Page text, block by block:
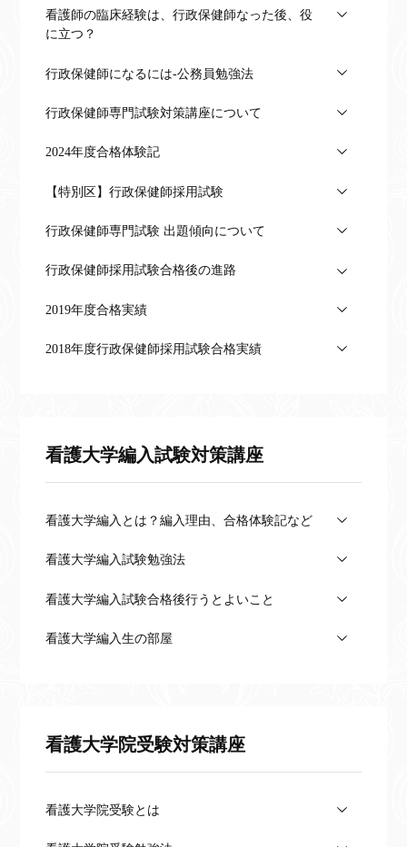
看護師の臨床経験は、行政保健師なった後、役
に立つ？
行政保健師になるには-公務員勉強法
行政保健師専門試験対策講座について
2024年度合格体験記
【特別区】行政保健師採用試験
行政保健師専門試験 出題傾向について
行政保健師採用試験合格後の進路
2019年度合格実績
2018年度行政保健師採用試験合格実績
看護大学編入試験対策講座
看護大学編入とは？編入理由、合格体験記など
看護大学編入試験勉強法
看護大学編入試験合格後行うとよいこと
看護大学編入生の部屋
看護大学院受験対策講座
看護大学院受験とは